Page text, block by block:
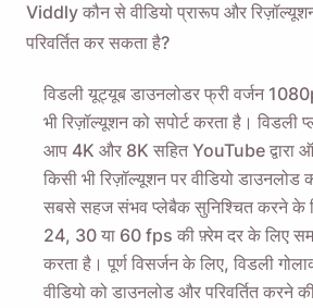
Viddly कौन से वीडियो प्रारूप और
परिवर्तित कर सकता है?
विडली यूट्यूब डाउनलोडर फ्री वर्जन
भी रिज़ॉल्यूशन को सपोर्ट करता है।
आप 4K और 8K सहित YouTube द्वारा
किसी भी रिज़ॉल्यूशन पर वीडियो
सबसे सहज संभव प्लेबैक सुनिश्चित करने के
24, 30 या 60 fps की फ़्रेम दर के लिए
करता है। पूर्ण विसर्जन के लिए, विडली
वीडियो को डाउनलोड और परिवर्तित करने